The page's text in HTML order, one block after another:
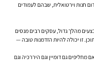
חנות וירטואלית, שבהם לעמודים
מהלך גדול, עסקים רבים מנסים
זו יכולה להיות הזדמנות טובה —
גם דומיין וגם היררכיה וגם